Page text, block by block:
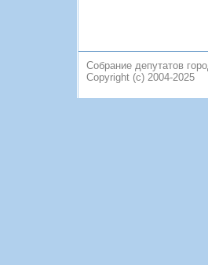
Собрание депутатов
Copyright (c) 2004-2025